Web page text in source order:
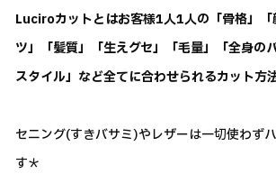
Luciroカットとはお客様1人1人の「骨格」「
ツ」「髪質」「生えグセ」「毛量」「全身の
スタイル」など全てに合わせられるカット方法
セニング(すきバサミ)やレザーは一切使わず
す＊